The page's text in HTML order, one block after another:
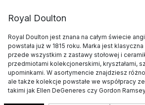
Royal Doulton
Royal Doulton jest znana na całym świecie
powstała już w 1815 roku. Marka jest
przede wszystkim z zastawy stołowej i
przedmiotami kolekcjonerskimi, kryształami,
upominkami. W asortymencie znajdziesz
ale także kolekcje powstałe we współpracy
takimi jak Ellen DeGeneres czy Gordon